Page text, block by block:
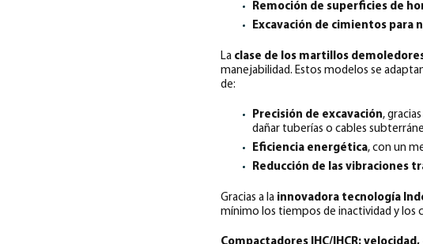
Remoción de superficies de
Excavación de cimientos
La clase de los martillos
manejabilidad. Estos modelos se
de:
Precisión de excavación,
dañar tuberías o cables
Eficiencia energética, con un
Reducción de las vibraciones
Gracias a la innovadora tecnología
mínimo los tiempos de inactividad y los